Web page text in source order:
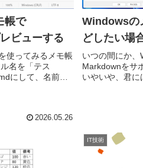
帳で
ビューする
使ってみるメモ帳
名を「テス
にして、名前を
2026.05.26
Windowsの
どしたい場
いつの間にか
Markdownをサ
いやいや、君
IT技術